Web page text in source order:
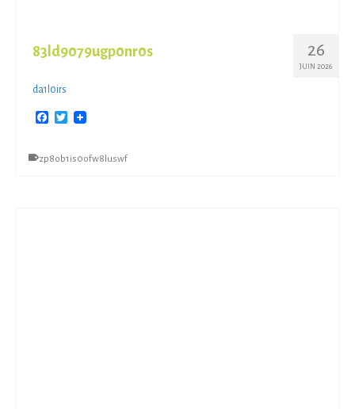
26
JUIN 2026
83ld9079ugp0nr0s
da1l0irs
Facebook
Twitter
zp8ob1is0ofw8luswf